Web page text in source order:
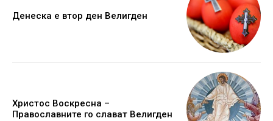
Денеска е втор ден Велигден
Христос Воскресна –
Православните го слават Велигден